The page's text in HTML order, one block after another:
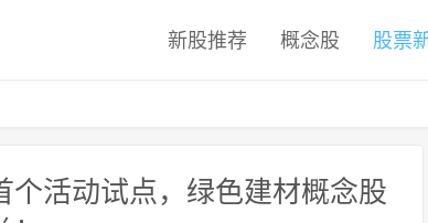
新股推荐 概念股 股票
活动试点，绿色建材概念股